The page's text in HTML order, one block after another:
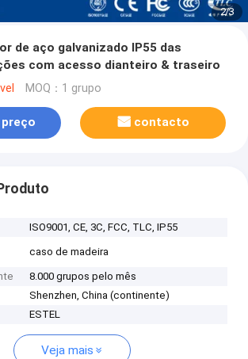
2/3
de aço galvanizado IP55 das
com acesso dianteiro & traseiro
MOQ：1 grupo
contacto
ISO9001, CE, 3C, FCC, TLC, IP55
caso de madeira
8.000 grupos pelo mês
Shenzhen, China (continente)
ESTEL
Veja mais